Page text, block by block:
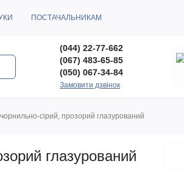
ПОСТАЧАЛЬНИКАМ
(044) 22-77-662
(067) 483-65-85
(050) 067-34-84
Замовити дзвінок
сірий, прозорий глазурований
глазурований